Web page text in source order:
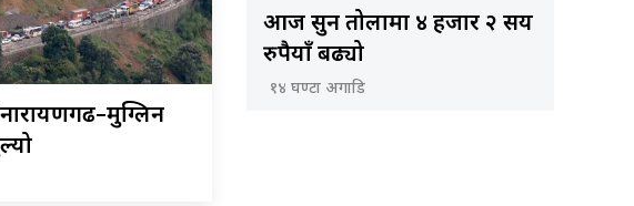
आज सुन तोलामा ४ हजार २ सय
रुपैयाँ बढ्यो
१४ घण्टा अगाडि